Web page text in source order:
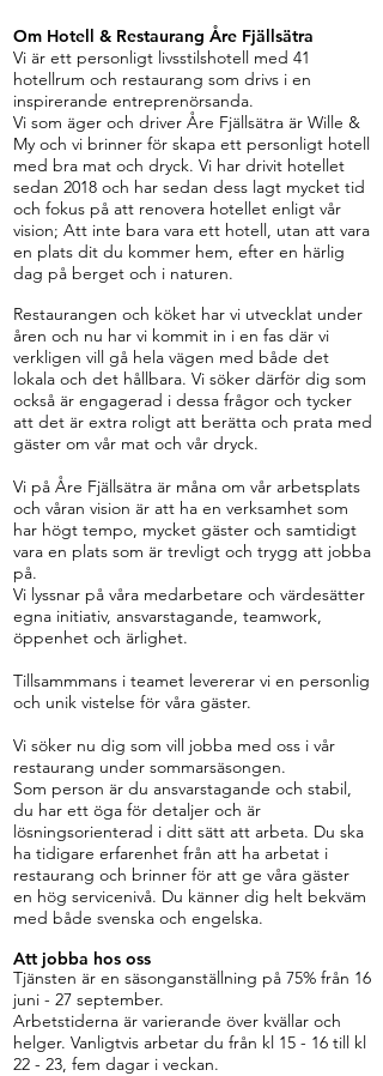
Om Hotell & Restaurang Åre Fjällsätra
Vi är ett personligt livsstilshotell med 41
hotellrum och restaurang som drivs i en
inspirerande entreprenörsanda.
Vi som äger och driver Åre Fjällsätra är Wille &
My och vi brinner för skapa ett personligt hotell
med bra mat och dryck. Vi har drivit hotellet
sedan 2018 och har sedan dess lagt mycket tid
och fokus på att renovera hotellet enligt vår
vision; Att inte bara vara ett hotell, utan att vara
en plats dit du kommer hem, efter en härlig
dag på berget och i naturen.
Restaurangen och köket har vi utvecklat under
åren och nu har vi kommit in i en fas där vi
verkligen vill gå hela vägen med både det
lokala och det hållbara. Vi söker därför dig som
också är engagerad i dessa frågor och tycker
att det är extra roligt att berätta och prata med
gäster om vår mat och vår dryck.
Vi på Åre Fjällsätra är måna om vår arbetsplats
och våran vision är att ha en verksamhet som
har högt tempo, mycket gäster och samtidigt
vara en plats som är trevligt och trygg att jobba
på.
Vi lyssnar på våra medarbetare och värdesätter
egna initiativ, ansvarstagande, teamwork,
öppenhet och ärlighet.
Tillsammmans i teamet levererar vi en personlig
och unik vistelse för våra gäster.
Vi söker nu dig som vill jobba med oss i vår
restaurang under sommarsäsongen.
Som person är du ansvarstagande och stabil,
du har ett öga för detaljer och är
lösningsorienterad i ditt sätt att arbeta. Du ska
ha tidigare erfarenhet från att ha arbetat i
restaurang och brinner för att ge våra gäster
en hög servicenivå. Du känner dig helt bekväm
med både svenska och engelska.
Att jobba hos oss
Tjänsten är en säsonganställning på 75% från 16
juni - 27 september.
Arbetstiderna är varierande över kvällar och
helger. Vanligtvis arbetar du från kl 15 - 16 till kl
22 - 23, fem dagar i veckan.